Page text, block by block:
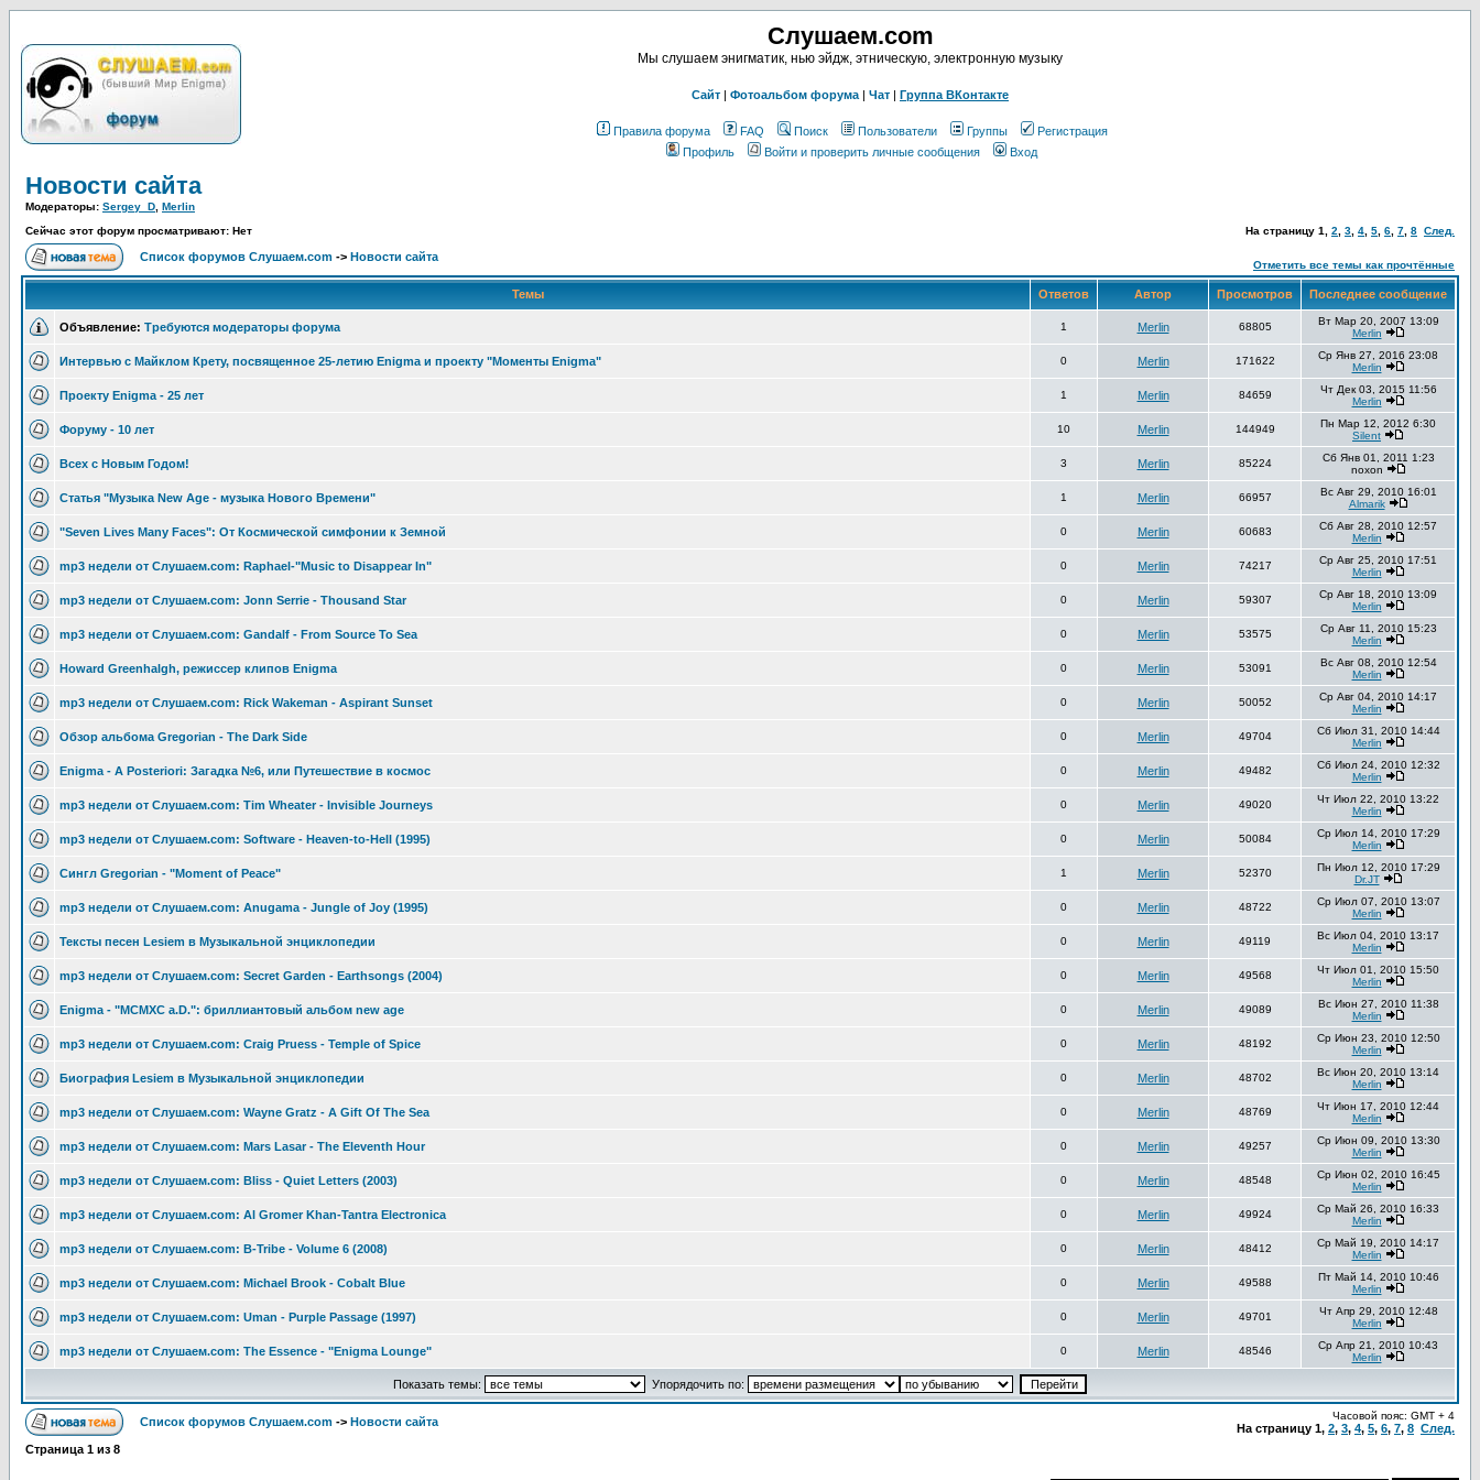
Слушаем.com
Мы слушаем энигматик, нью эйдж, этническую, электронную музыку
Сайт | Фотоальбом форума | Чат | Группа ВКонтакте
Правила форума FAQ Поиск Пользователи Группы
Регистрация
Профиль
Войти и проверить личные сообщения Вход
Новости сайта
Модераторы: Sergey_D Merlin
Сейчас этот форум просматривают: Нет
На страницу 1 2 3 4 5 6 7 8 След.
Список форумов Слушаем.com -> Новости сайта
Отметить все темы как прочтённые
Темы Ответов Автор Просмотров Последнее сообщение
Объявление: Требуются модераторы форума 1 Merlin 68805
Вт Мар 20, 2007 13:09
Merlin
Интервью с Майклом Крету, посвященное 25-летию Enigma и проекту "Моменты Enigma" 0 Merlin 171622
Ср Янв 27, 2016 23:08
Merlin
Проекту Enigma - 25 лет 1 Merlin 84659
Чт Дек 03, 2015 11:56
Merlin
Форуму - 10 лет 10 Merlin 144949
Пн Мар 12, 2012 6:30
Silent
Всех с Новым Годом! 3 Merlin 85224
Сб Янв 01, 2011 1:23
noxon
Статья "Музыка New Age - музыка Нового Времени" 1 Merlin 66957
Вс Авг 29, 2010 16:01
Almarik
"Seven Lives Many Faces": От Космической симфонии к Земной 0 Merlin 60683
Сб Авг 28, 2010 12:57
Merlin
mp3 недели от Слушаем.com: Raphael-"Music to Disappear In" 0 Merlin 74217
Ср Авг 25, 2010 17:51
Merlin
mp3 недели от Слушаем.com: Jonn Serrie - Thousand Star 0 Merlin 59307
Ср Авг 18, 2010 13:09
Merlin
mp3 недели от Слушаем.com: Gandalf - From Source To Sea 0 Merlin 53575
Ср Авг 11, 2010 15:23
Merlin
Howard Greenhalgh, режиссер клипов Enigma 0 Merlin 53091
Вс Авг 08, 2010 12:54
Merlin
mp3 недели от Слушаем.com: Rick Wakeman - Aspirant Sunset 0 Merlin 50052
Ср Авг 04, 2010 14:17
Merlin
Обзор альбома Gregorian - The Dark Side 0 Merlin 49704
Сб Июл 31, 2010 14:44
Merlin
Enigma - A Posteriori: Загадка №6, или Путешествие в космоc 0 Merlin 49482
Сб Июл 24, 2010 12:32
Merlin
mp3 недели от Слушаем.com: Tim Wheater - Invisible Journeys 0 Merlin 49020
Чт Июл 22, 2010 13:22
Merlin
mp3 недели от Слушаем.com: Software - Heaven-to-Hell (1995) 0 Merlin 50084
Ср Июл 14, 2010 17:29
Merlin
Сингл Gregorian - "Moment of Peace" 1 Merlin 52370
Пн Июл 12, 2010 17:29
Dr.JT
mp3 недели от Слушаем.com: Anugama - Jungle of Joy (1995) 0 Merlin 48722
Ср Июл 07, 2010 13:07
Merlin
Тексты песен Lesiem в Музыкальной энциклопедии 0 Merlin 49119
Вс Июл 04, 2010 13:17
Merlin
mp3 недели от Слушаем.com: Secret Garden - Earthsongs (2004) 0 Merlin 49568
Чт Июл 01, 2010 15:50
Merlin
Enigma - "MCMXC a.D.": бриллиантовый альбом new age 0 Merlin 49089
Вс Июн 27, 2010 11:38
Merlin
mp3 недели от Слушаем.com: Craig Pruess - Temple of Spice 0 Merlin 48192
Ср Июн 23, 2010 12:50
Merlin
Биография Lesiem в Музыкальной энциклопедии 0 Merlin 48702
Вс Июн 20, 2010 13:14
Merlin
mp3 недели от Слушаем.com: Wayne Gratz - A Gift Of The Sea 0 Merlin 48769
Чт Июн 17, 2010 12:44
Merlin
mp3 недели от Слушаем.com: Mars Lasar - The Eleventh Hour 0 Merlin 49257
Ср Июн 09, 2010 13:30
Merlin
mp3 недели от Слушаем.com: Bliss - Quiet Letters (2003) 0 Merlin 48548
Ср Июн 02, 2010 16:45
Merlin
mp3 недели от Слушаем.com: Al Gromer Khan-Tantra Electronica 0 Merlin 49924
Ср Май 26, 2010 16:33
Merlin
mp3 недели от Слушаем.com: B-Tribe - Volume 6 (2008) 0 Merlin 48412
Ср Май 19, 2010 14:17
Merlin
mp3 недели от Слушаем.com: Michael Brook - Cobalt Blue 0 Merlin 49588
Пт Май 14, 2010 10:46
Merlin
mp3 недели от Слушаем.com: Uman - Purple Passage (1997) 0 Merlin 49701
Чт Апр 29, 2010 12:48
Merlin
mp3 недели от Слушаем.com: The Essence - "Enigma Lounge" 0 Merlin 48546
Ср Апр 21, 2010 10:43
Merlin
Показать темы: Упорядочить по:
Список форумов Слушаем.com -> Новости сайта Часовой пояс: GMT + 4
На страницу 1, 2, 3, 4, 5, 6, 7, 8 След.
Страница 1 из 8